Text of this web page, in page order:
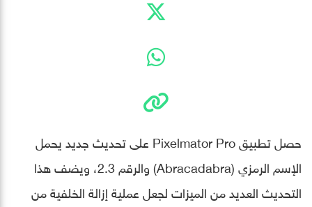
حصل تطبيق Pixelmator Pro على تحديث جديد يحمل
الإسم الرمزي (Abracadabra) والرقم 2.3، ويضف هذا
التحديث العديد من الميزات لجعل عملية إزالة الخلفية من